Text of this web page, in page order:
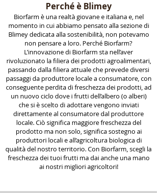
Perché è Blimey
Biorfarm è una realtà giovane e italiana e, nel
momento in cui abbiamo pensato alla sezione di
Blimey dedicata alla sostenibilità, non potevamo
non pensare a loro. Perché Biorfarm?
L’innovazione di Biorfarm sta nell’aver
rivoluzionato la filiera dei prodotti agroalimentari,
passando dalla filiera attuale che prevede diversi
passaggi da produttore locale a consumatore, con
conseguente perdita di freschezza dei prodotti, ad
un nuovo ciclo dove i frutti dell’albero (o alberi)
che si è scelto di adottare vengono inviati
direttamente al consumatore dal produttore
locale. Ciò significa maggiore freschezza del
prodotto ma non solo, significa sostegno ai
produttori locali e all’agricoltura biologica di
qualità del nostro territorio. Con Biorfarm, scegli la
freschezza dei tuoi frutti ma dai anche una mano
ai nostri migliori agricoltori!